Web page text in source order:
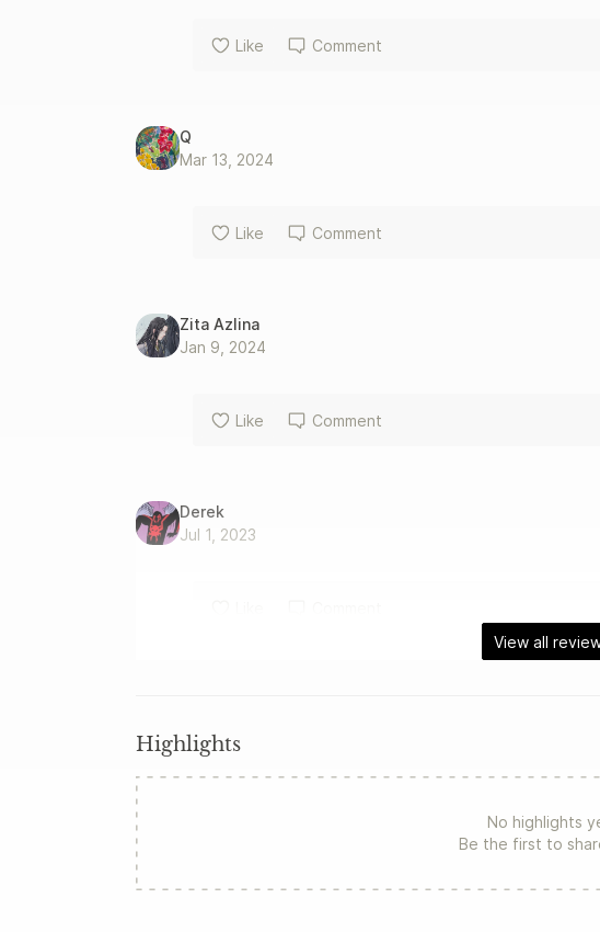
Like Comment
Q
Mar 13, 2024
Like Comment
Zita Azlina
Jan 9, 2024
Like Comment
Derek
Jul 1, 2023
View all
Highlights
No highlights
Be the first to